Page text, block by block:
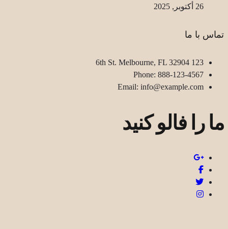
26 أكتوبر, 2025
تماس با ما
123 6th St. Melbourne, FL 32904
Phone: 888-123-4567
Email: info@example.com
ما را فالو کنید